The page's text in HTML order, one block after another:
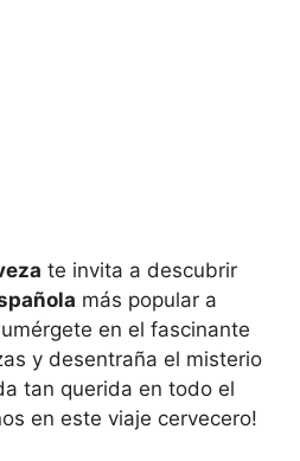
te invita a descubrir
más popular a
en el fascinante
y desentraña el misterio
tan querida en todo el
en este viaje cervecero!